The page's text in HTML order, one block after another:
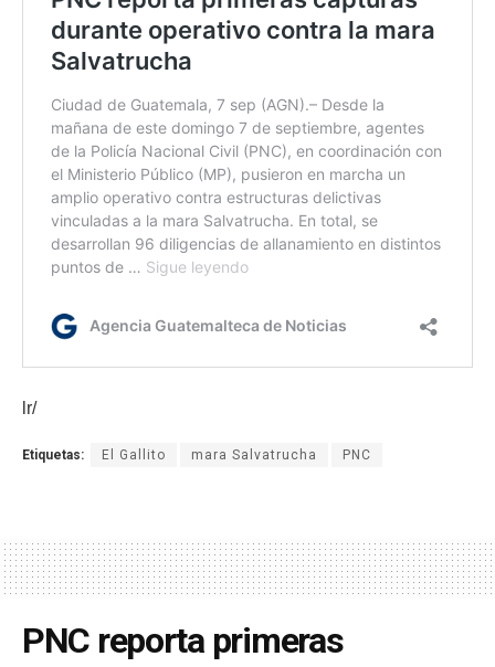
lr/
Etiquetas: El Gallito mara Salvatrucha PNC
PNC reporta primeras